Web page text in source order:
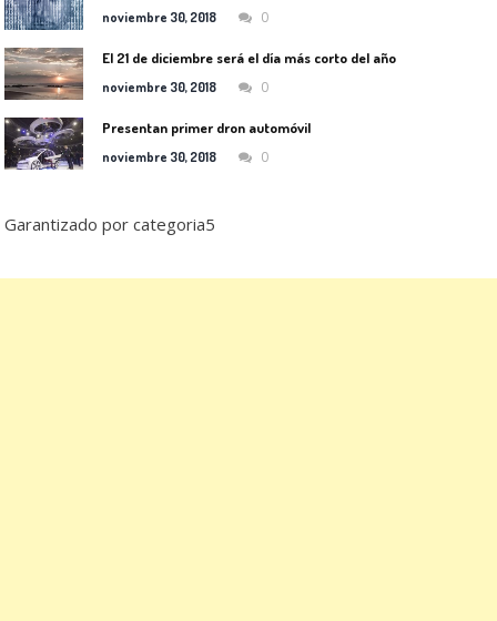
noviembre 30, 2018 0
El 21 de diciembre será el día más corto del año
noviembre 30, 2018 0
Presentan primer dron automóvil
noviembre 30, 2018 0
Garantizado por categoria5